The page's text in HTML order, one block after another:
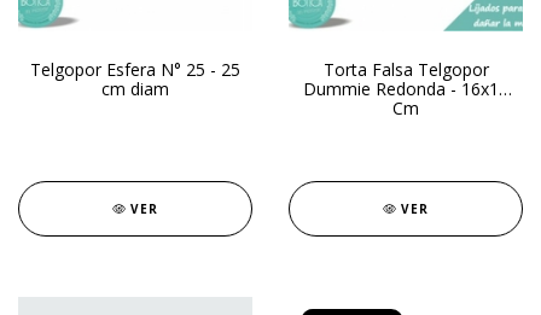
Telgopor Esfera N° 25 - 25
cm diam
VER
Torta Falsa Telgopor
Dummie Redonda - 16x13
Cm
VER